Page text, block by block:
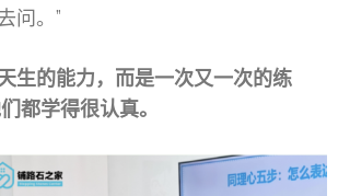
问。”
生的能力，而是一次又一次的练
都学得很认真。